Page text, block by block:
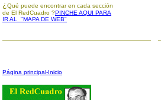
¿ Qué puede encontrar en cada sección
de El RedCuadro ?PINCHE AQUI PARA
IR AL "MAPA DE WEB"
Página principal-Inicio